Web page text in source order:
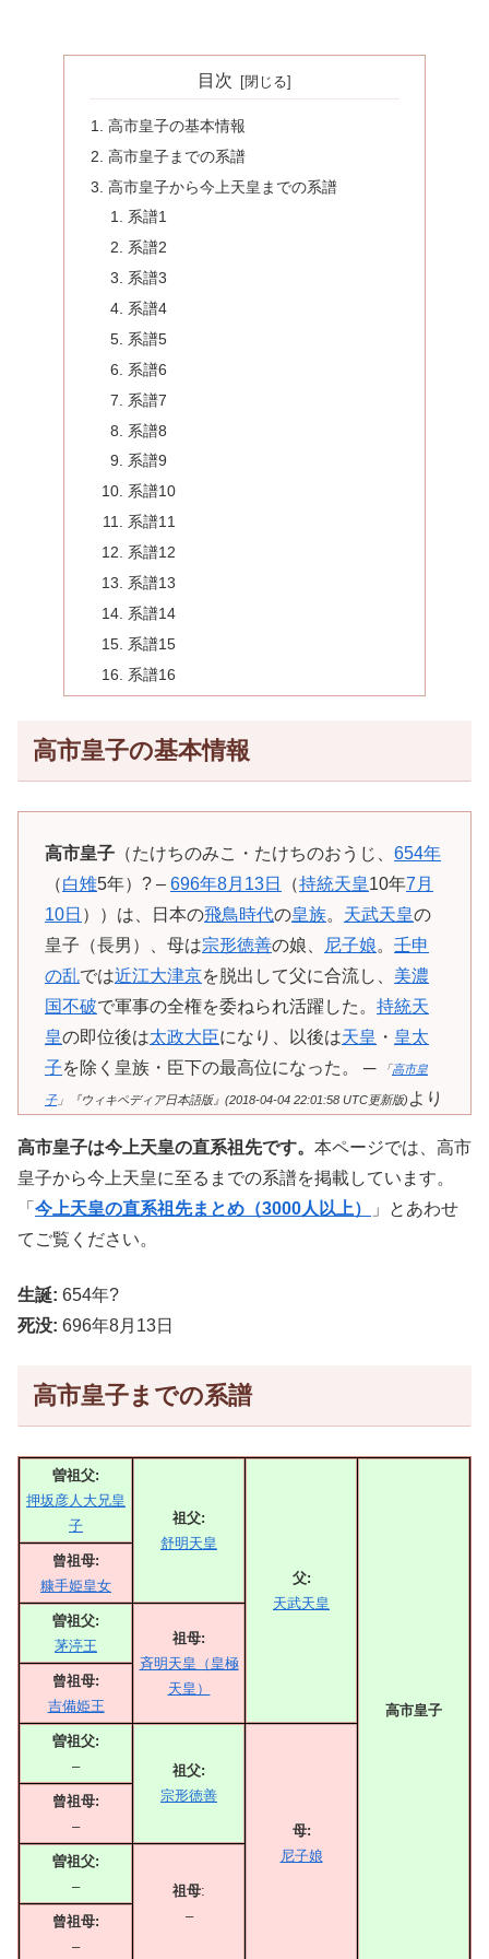
目次
高市皇子の基本情報
高市皇子までの系譜
高市皇子から今上天皇までの系譜
系譜1
系譜2
系譜3
系譜4
系譜5
系譜6
系譜7
系譜8
系譜9
系譜10
系譜11
系譜12
系譜13
系譜14
系譜15
系譜16
高市皇子の基本情報
高市皇子 （たけちのみこ・たけちのおうじ、 654年
（白雉5年）? – 696年8月13日 （持統天皇10年7月
10日 ））は、日本の飛鳥時代の皇族。 天武天皇の
皇子（長男）、母は宗形徳善の娘、 尼子娘。 壬申
の乱では近江大津京を脱出して父に合流し、 美濃
国不破で軍事の全権を委ねられ活躍した。 持統天
皇の即位後は太政大臣になり、以後は天皇 ・ 皇太
子を除く皇族・臣下の最高位になった。 ─ 「 高市皇
子」『ウィキペディア日本語版』(2018-04-04 22:01:58 UTC更新版) より
高市皇子は今上天皇の直系祖先です。 本ページでは、高市
皇子から今上天皇に至るまでの系譜を掲載しています。
「 今上天皇の直系祖先まとめ（3000人以上）
」とあわせ
てご覧ください。
生誕: 654年?
死没: 696年8月13日
高市皇子までの系譜
曽祖父:
押坂彦人大兄皇
子
祖父:
舒明天皇
父:
天武天皇
高市皇子
曾祖母:
糠手姫皇女
曽祖父:
茅渟王
祖母:
斉明天皇（皇極
天皇）
曾祖母:
吉備姫王
曽祖父:
–
祖父:
宗形徳善
母:
尼子娘
曾祖母:
–
曽祖父:
–
祖母:
–
曾祖母:
–